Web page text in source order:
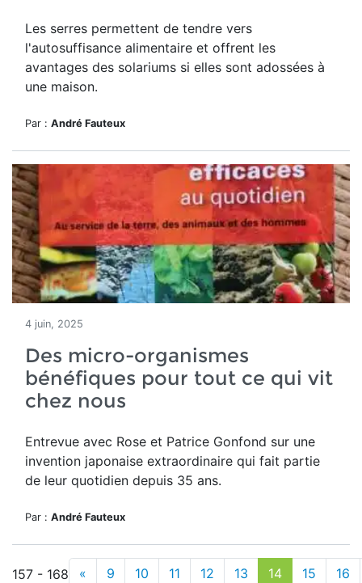
Les serres permettent de tendre vers
l'autosuffisance alimentaire et offrent les
avantages des solariums si elles sont adossées à
une maison.
Par : André Fauteux
4 juin, 2025
Des micro-organismes
bénéfiques pour tout ce qui vit
chez nous
Entrevue avec Rose et Patrice Gonfond sur une
invention japonaise extraordinaire qui fait partie
de leur quotidien depuis 35 ans.
Par : André Fauteux
157 - 168
« 9 10 11 12 13 14 15 16